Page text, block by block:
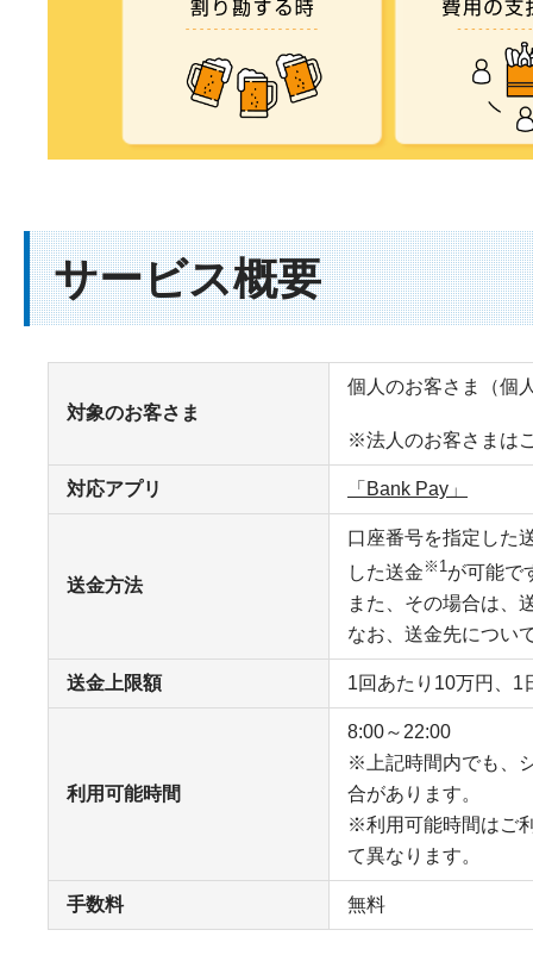
サービス概要
対象のお客さま
個人のお客さま（個
※法人のお客さまは
対応アプリ 「Bank Pay」
送金方法
口座番号を指定した
した送金 ※1が可能で
また、その場合は、
なお、送金先につい
送金上限額 1回あたり10万円、1
利用可能時間
8:00～22:00
※上記時間内でも、
合があります。
※利用可能時間はご
て異なります。
手数料 無料